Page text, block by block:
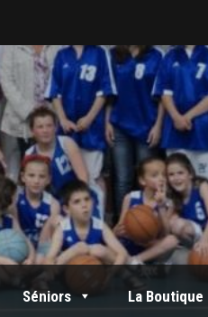
Séniors La Boutique